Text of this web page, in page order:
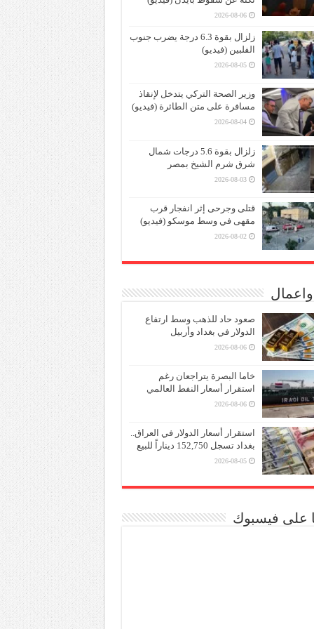
2026-08-06
زلزال بقوة 6.3 درجة يضرب جنوب
الفلبين (فيديو)
2026-08-05
وزير الصحة التركي يتدخل لإنقاذ
مسافرة على متن الطائرة (فيديو)
2026-08-04
زلزال بقوة 5.6 درجات شمال
شرق شرم الشيخ بمصر
2026-08-03
قتلى وجرحى إثر انفجار قرب
مقهى في وسط موسكو (فيديو)
2026-08-02
صعود حاد للذهب وسط ارتفاع
الدولار في بغداد وأربيل
2026-08-06
خاما البصرة يتراجعان رغم
استقرار أسعار النفط العالمي
2026-08-06
استقرار أسعار الدولار في العراق..
بغداد تسجل 152,750 ديناراً للبيع
2026-08-05
على فيسبوك